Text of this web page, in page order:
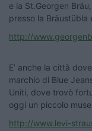
e la St.Georgen
presso la Bräustübla
http://
E’ anche la città
marchio di Blue
Uniti, dove trovò
oggi un piccolo
http://www.levi-